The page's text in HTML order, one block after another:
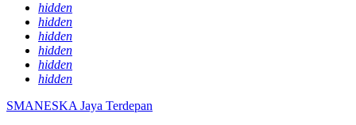
hidden
hidden
hidden
hidden
hidden
hidden
SMANESKA Jaya Terdepan